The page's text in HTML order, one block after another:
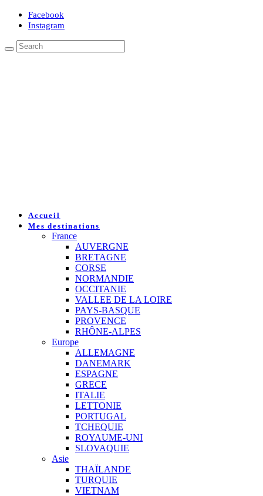
Facebook
Instagram
Accueil
Mes destinations
France
AUVERGNE
BRETAGNE
CORSE
NORMANDIE
OCCITANIE
VALLEE DE LA LOIRE
PAYS-BASQUE
PROVENCE
RHÔNE-ALPES
Europe
ALLEMAGNE
DANEMARK
ESPAGNE
GRECE
ITALIE
LETTONIE
PORTUGAL
TCHEQUIE
ROYAUME-UNI
SLOVAQUIE
Asie
THAÏLANDE
TURQUIE
VIETNAM